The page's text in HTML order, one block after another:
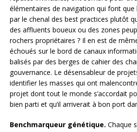
élémentaires de navigation qui font que
par le chenal des best practices plutôt
des affluents boueux ou des zones
rochers propriétaires ? Il en est de
échoués sur le bord de canaux
balisés par des berges de cahier des
gouvernance. Le désensableur de
identifier les masses qui ont
projet dont tout le monde s’accordait
bien parti et qu’il arriverait à bon port
Benchmarqueur génétique. Chaque